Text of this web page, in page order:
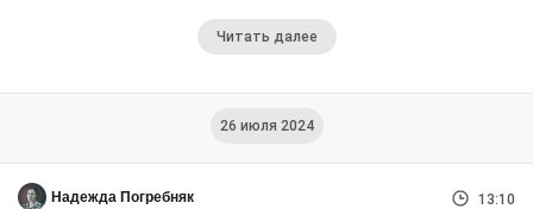
Читать далее
26 июля 2024
Надежда Погребняк 13:10